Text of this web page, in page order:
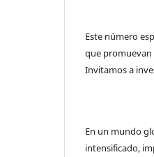
Este número
que promuevan
Invitamos a
En un mundo
intensificado,